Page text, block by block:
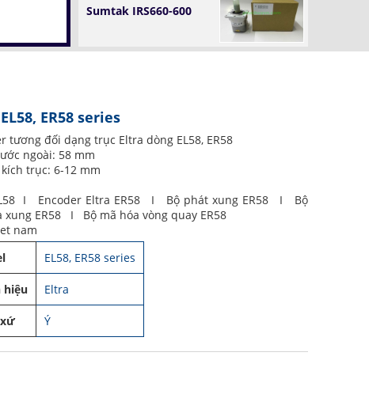
Sumtak IRS660-600
ER58 series
tương đối dạng trục Eltra dòng EL58, ER58
ngoài: 58 mm
trục: 6-12 mm
I Encoder Eltra ER58 I Bộ phát xung ER58 I Bộ
xung ER58 I Bộ mã hóa vòng quay ER58
nam
EL58, ER58 series
hiệu Eltra
Ý